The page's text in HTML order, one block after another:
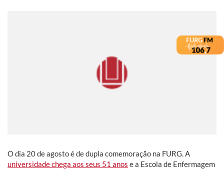
O dia 20 de agosto é de dupla comemoração na FURG. A
universidade chega aos seus 51 anos e a Escola de Enfermagem